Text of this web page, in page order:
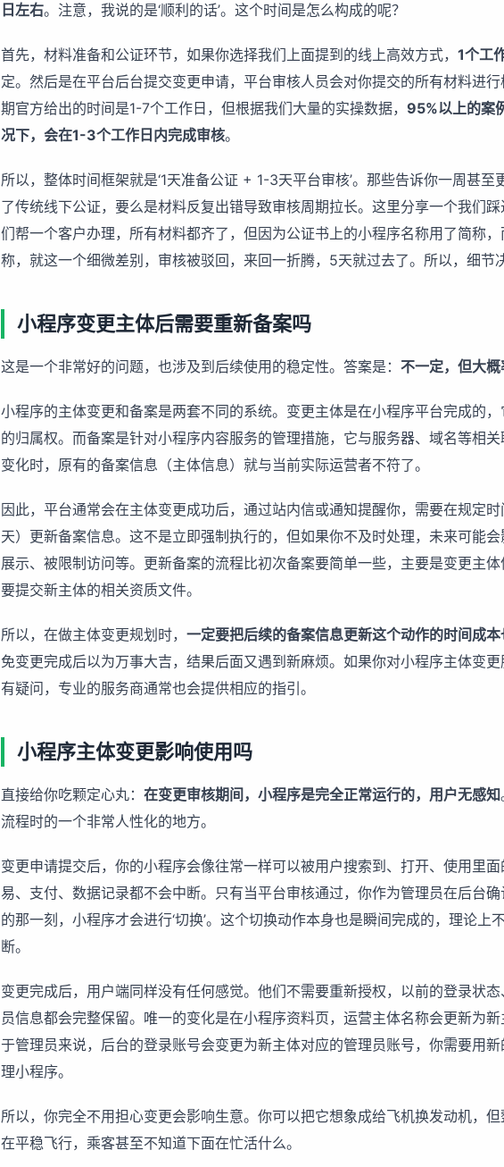
日左右。注意，我说的是‘顺利的话’。这个时间是怎么构成的呢？
首先，材料准备和公证环节，如果你选择我们上面提到的线上高效方式， 1个工
定。然后是在平台后台提交变更申请，平台审核人员会对你提交的所有材料进
期官方给出的时间是1-7个工作日，但根据我们大量的实操数据， 95%以上的案
况下，会在1-3个工作日内完成审核。
所以，整体时间框架就是‘1天准备公证 + 1-3天平台审核’。那些告诉你一周甚至
了传统线下公证，要么是材料反复出错导致审核周期拉长。这里分享一个我们
们帮一个客户办理，所有材料都齐了，但因为公证书上的小程序名称用了简称
称，就这一个细微差别，审核被驳回，来回一折腾，5天就过去了。所以，细节
小程序变更主体后需要重新备案吗
这是一个非常好的问题，也涉及到后续使用的稳定性。答案是： 不一定，但大
小程序的主体变更和备案是两套不同的系统。变更主体是在小程序平台完成的
的归属权。而备案是针对小程序内容服务的管理措施，它与服务器、域名等相
变化时，原有的备案信息（主体信息）就与当前实际运营者不符了。
因此，平台通常会在主体变更成功后，通过站内信或通知提醒你，需要在规定
天）更新备案信息。这不是立即强制执行的，但如果你不及时处理，未来可能
展示、被限制访问等。更新备案的流程比初次备案要简单一些，主要是变更主
要提交新主体的相关资质文件。
所以，在做主体变更规划时， 一定要把后续的备案信息更新这个动作的时间成
免变更完成后以为万事大吉，结果后面又遇到新麻烦。如果你对小程序主体变更
有疑问，专业的服务商通常也会提供相应的指引。
小程序主体变更影响使用吗
直接给你吃颗定心丸： 在变更审核期间，小程序是完全正常运行的，用户无感知
流程时的一个非常人性化的地方。
变更申请提交后，你的小程序会像往常一样可以被用户搜索到、打开、使用里
易、支付、数据记录都不会中断。只有当平台审核通过，你作为管理员在后台
的那一刻，小程序才会进行‘切换’。这个切换动作本身也是瞬间完成的，理论上
断。
变更完成后，用户端同样没有任何感觉。他们不需要重新授权，以前的登录状
员信息都会完整保留。唯一的变化是在小程序资料页，运营主体名称会更新为
于管理员来说，后台的登录账号会变更为新主体对应的管理员账号，你需要用
理小程序。
所以，你完全不用担心变更会影响生意。你可以把它想象成给飞机换发动机，
在平稳飞行，乘客甚至不知道下面在忙活什么。